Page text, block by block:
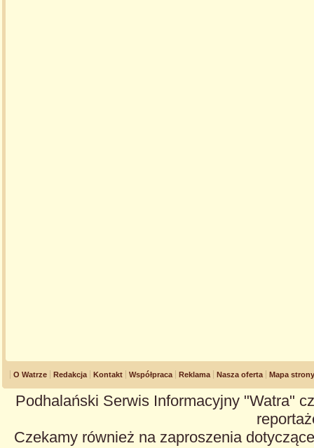
O Watrze Redakcja Kontakt Współpraca Reklama Nasza oferta Mapa strony
Podhalański Serwis Informacyjny "Watra"
Czekamy również na zaproszenia